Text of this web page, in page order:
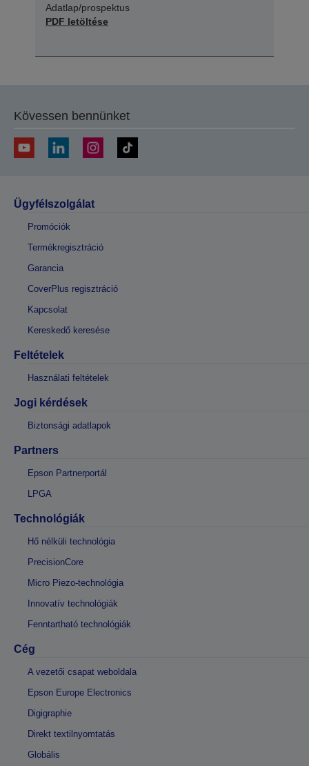
Adatlap/prospektus
PDF letöltése
Kövessen bennünket
Ügyfélszolgálat
Promóciók
Termékregisztráció
Garancia
CoverPlus regisztráció
Kapcsolat
Kereskedő keresése
Feltételek
Használati feltételek
Jogi kérdések
Biztonsági adatlapok
Partners
Epson Partnerportál
LPGA
Technológiák
Hő nélküli technológia
PrecisionCore
Micro Piezo-technológia
Innovatív technológiák
Fenntartható technológiák
Cég
A vezetői csapat weboldala
Epson Europe Electronics
Digigraphie
Direkt textilnyomtatás
Globális